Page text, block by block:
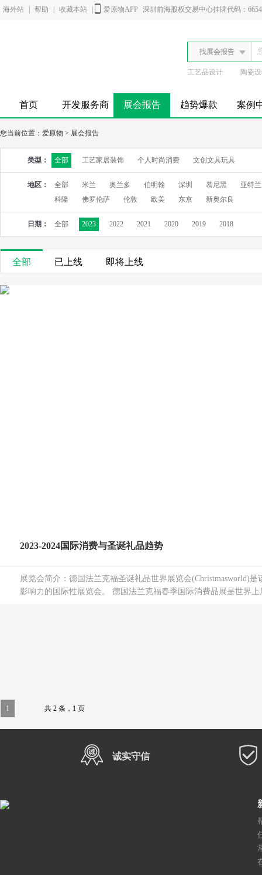
海外站 帮助 收藏本站 爱原物APP 深圳前海股权交易中心挂牌代码：
找展会报告
工艺品设计 陶瓷
首页 开发服务商 展会报告 趋势爆款 案例
您当前位置： 爱原物 > 展会报告
类型： 全部 工艺家居装饰 个人时尚消费 文创文具玩具
地区： 全部 米兰 奥兰多 伯明翰 深圳 慕尼黑
亚特
科隆
佛罗伦萨 伦敦 欧美 东京 新奥尔良
日期： 全部 2023 2022 2021 2020 2019 2018
全部 已上线 即将上线
2023-2024国际消费与圣诞礼品趋势
展览会简介：德国法兰克福圣诞礼品世界展览会(Christmasworld)是
影响力的国际性展览会。 德国法兰克福春季国际消费品展是世界
1 共 2 条，1 页
诚实守信